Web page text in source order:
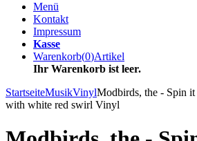
Menü
Kontakt
Impressum
Kasse
Warenkorb(0)Artikel
Ihr Warenkorb ist leer.
StartseiteMusikVinylModbirds, the - Spin
with white red swirl Vinyl